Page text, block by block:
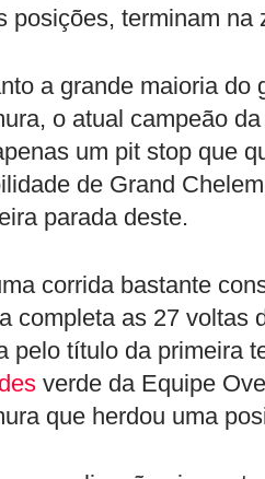
posições, terminam na
a grande maioria do
o atual campeão
um pit stop que
de Grand
parada deste.
corrida bastante
completa as 27 voltas
pelo título da primeira
verde da Equipe
que herdou uma